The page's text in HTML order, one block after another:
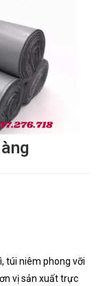
túi niêm phong vỡi
vị sản xuất trực